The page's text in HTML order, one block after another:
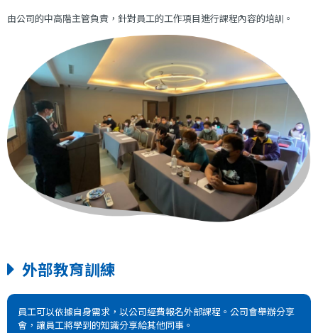
由公司的中高階主管負責，針對員工的工作項目進行課程內容的培訓。
外部教育訓練
員工可以依據自身需求，以公司經費報名外部課程。公司會舉辦分享
會，讓員工將學到的知識分享給其他同事。